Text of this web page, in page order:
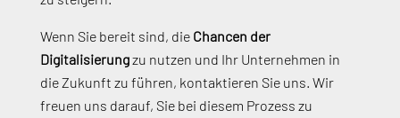
Wenn Sie bereit sind, die Chancen der
Digitalisierungzu nutzen und Ihr Unternehmen in
die Zukunft zu führen, kontaktieren Sie uns. Wir
freuen uns darauf, Sie bei diesem Prozess zu